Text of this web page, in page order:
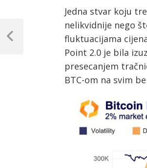
Jedna stvar koju
nelikvidnije nego
fluktuacijama
Point 2.0 je bila
presecanjem
BTC-om na svim
Post
navigation
Previous